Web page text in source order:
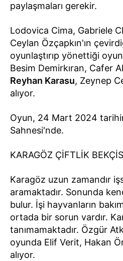
paylaşmaları gerekir.
Lodovica Cima, Gabriele
Ceylan Özçapkın'ın
oyunlaştırıp yönettiği
Besim Demirkıran, Cafer
Reyhan Karasu, Zeynep
alıyor.
Oyun, 24 Mart 2024
Sahnesi'nde.
KARAGÖZ ÇİFTLİK
Karagöz uzun zamandır
aramaktadır. Sonunda
bulur. İşi hayvanların
ortada bir sorun vardır.
tanımamaktadır. Özgür
oyunda Elif Verit, Hakan
alıyor.